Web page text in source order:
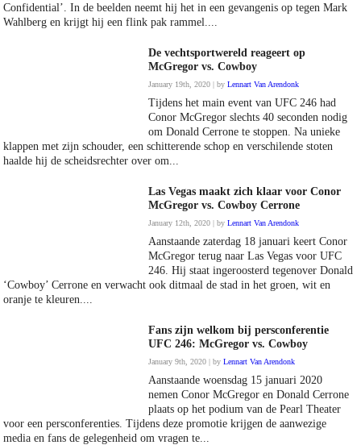
Confidential’. In de beelden neemt hij het in een gevangenis op tegen Mark
Wahlberg en krijgt hij een flink pak rammel....
De vechtsportwereld reageert op
McGregor vs. Cowboy
January 19th, 2020 | byLennart Van Arendonk
Tijdens het main event van UFC 246 had
Conor McGregor slechts 40 seconden nodig
om Donald Cerrone te stoppen. Na unieke
klappen met zijn schouder, een schitterende schop en verschilende stoten
haalde hij de scheidsrechter over om...
Las Vegas maakt zich klaar voor Conor
McGregor vs. Cowboy Cerrone
January 12th, 2020 | byLennart Van Arendonk
Aanstaande zaterdag 18 januari keert Conor
McGregor terug naar Las Vegas voor UFC
246. Hij staat ingeroosterd tegenover Donald
‘Cowboy’ Cerrone en verwacht ook ditmaal de stad in het groen, wit en
oranje te kleuren....
Fans zijn welkom bij persconferentie
UFC 246: McGregor vs. Cowboy
January 9th, 2020 | byLennart Van Arendonk
Aanstaande woensdag 15 januari 2020
nemen Conor McGregor en Donald Cerrone
plaats op het podium van de Pearl Theater
voor een persconferenties. Tijdens deze promotie krijgen de aanwezige
media en fans de gelegenheid om vragen te...